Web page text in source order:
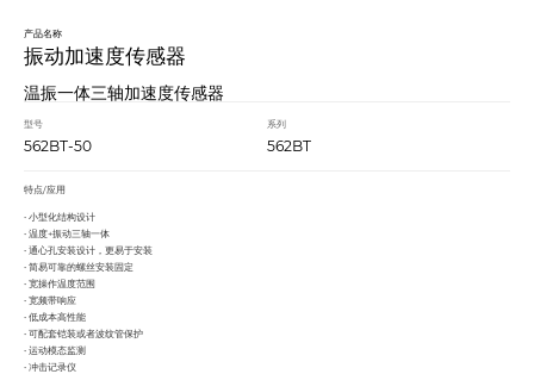
产品名称
振动加速度传感器
温振一体三轴加速度传感器
型号
562BT-50
系列
562BT
特点/应用
• 小型化结构设计
• 温度+振动三轴一体
• 通心孔安装设计，更易于安装
• 简易可靠的螺丝安装固定
• 宽操作温度范围
• 宽频带响应
• 低成本高性能
• 可配套铠装或者波纹管保护
• 运动模态监测
• 冲击记录仪